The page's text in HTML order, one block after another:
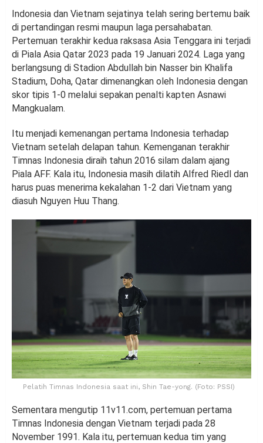
Indonesia dan Vietnam sejatinya telah sering bertemu baik
di pertandingan resmi maupun laga persahabatan.
Pertemuan terakhir kedua raksasa Asia Tenggara ini terjadi
di Piala Asia Qatar 2023 pada 19 Januari 2024. Laga yang
berlangsung di Stadion Abdullah bin Nasser bin Khalifa
Stadium, Doha, Qatar dimenangkan oleh Indonesia dengan
skor tipis 1-0 melalui sepakan penalti kapten Asnawi
Mangkualam.
Itu menjadi kemenangan pertama Indonesia terhadap
Vietnam setelah delapan tahun. Kemenganan terakhir
Timnas Indonesia diraih tahun 2016 silam dalam ajang
Piala AFF. Kala itu, Indonesia masih dilatih Alfred Riedl dan
harus puas menerima kekalahan 1-2 dari Vietnam yang
diasuh Nguyen Huu Thang.
Pelatih Timnas Indonesia saat ini, Shin Tae-yong. (Foto: PSSI)
Sementara mengutip 11v11.com, pertemuan pertama
Timnas Indonesia dengan Vietnam terjadi pada 28
November 1991. Kala itu, pertemuan kedua tim yang